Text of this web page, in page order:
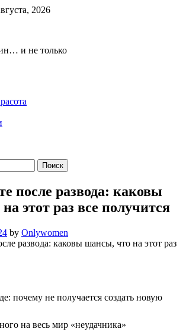
2026
и не только
после развода: каковы
этот раз все получится
by Onlywomen
почему не получается создать новую
на весь мир «неудачника»